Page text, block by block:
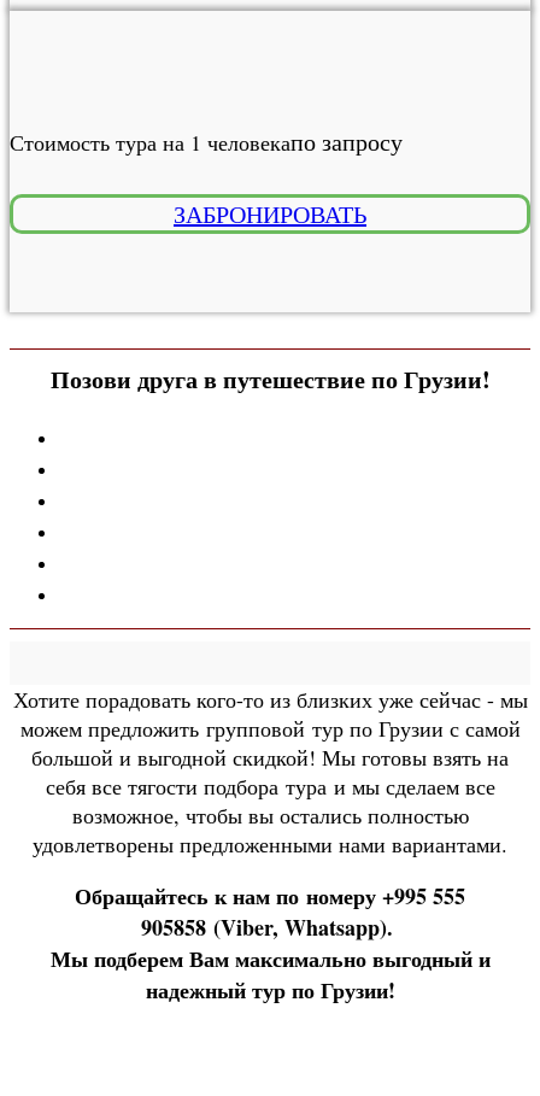
Стоимость тура на 1 человекапо запросу
ЗАБРОНИРОВАТЬ
Позови друга в путешествие по Грузии!
Хотите порадовать кого-то из близких уже сейчас - мы
можем предложить групповой тур по Грузии с самой
большой и выгодной скидкой! Мы готовы взять на
себя все тягости подбора тура и мы сделаем все
возможное, чтобы вы остались полностью
удовлетворены предложенными нами вариантами.
Обращайтесь к нам по номеру +995 555
905858 (Viber, Whatsapp).
Мы подберем Вам максимально выгодный и
надежный тур по Грузии!